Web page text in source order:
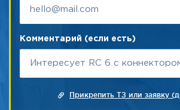
Комментарий (если есть)
Прикрепить ТЗ или заявку